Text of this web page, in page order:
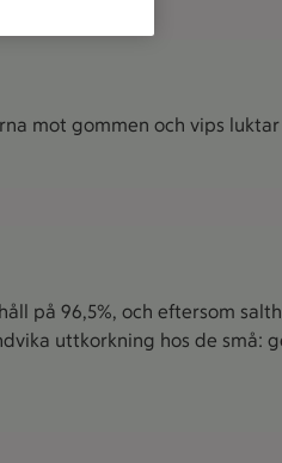
mot gommen och vips
på 96,5%, och eftersom
uttkorkning hos de små: